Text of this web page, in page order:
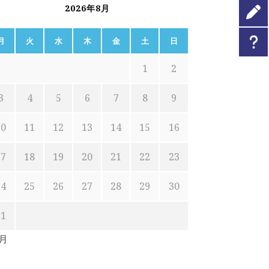
2026年8月
火 水 木 金 土 日
1 2
4 5 6 7 8 9
11 12 13 14 15 16
18 19 20 21 22 23
25 26 27 28 29 30